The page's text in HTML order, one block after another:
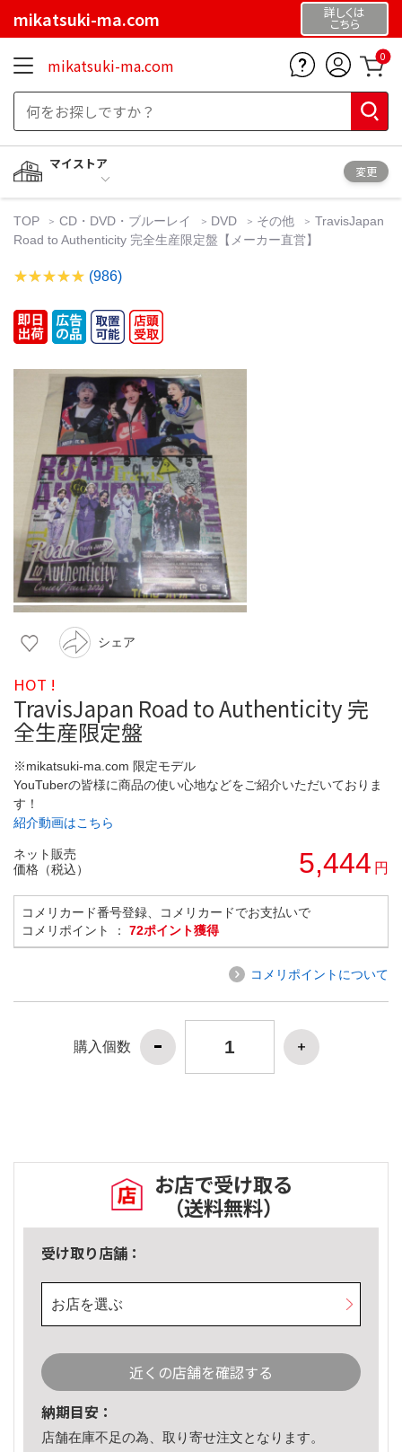
mikatsuki-ma.com 詳しくは
こちら
mikatsuki-ma.com 0
マイストア
変更
TOP CD・DVD・ブルーレイ DVD その他
TravisJapan
Road to Authenticity 完全生産限定盤【メーカー直営】
(986)
シェア
HOT !
TravisJapan Road to Authenticity 完
全生産限定盤
※mikatsuki-ma.com 限定モデル
YouTuberの皆様に商品の使い心地などをご紹介いただいておりま
す！
紹介動画はこちら
ネット販売
価格（税込）
5,444 円
コメリカード番号登録、コメリカードでお支払いで
コメリポイント ： 72ポイント獲得
コメリポイントについて
購入個数
お店で受け取る
（送料無料）
受け取り店舗：
お店を選ぶ
近くの店舗を確認する
納期目安：
店舗在庫不足の為、取り寄せ注文となります。